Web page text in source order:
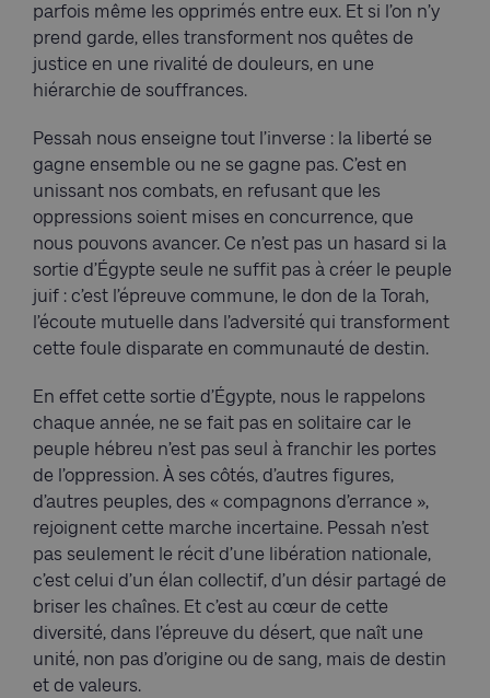
parfois même les opprimés entre eux. Et si l’on n’y
prend garde, elles transforment nos quêtes de
justice en une rivalité de douleurs, en une
hiérarchie de souffrances.
Pessah nous enseigne tout l’inverse : la liberté se
gagne ensemble ou ne se gagne pas. C’est en
unissant nos combats, en refusant que les
oppressions soient mises en concurrence, que
nous pouvons avancer. Ce n’est pas un hasard si la
sortie d’Égypte seule ne suffit pas à créer le peuple
juif : c’est l’épreuve commune, le don de la Torah,
l’écoute mutuelle dans l’adversité qui transforment
cette foule disparate en communauté de destin.
En effet cette sortie d’Égypte, nous le rappelons
chaque année, ne se fait pas en solitaire car le
peuple hébreu n’est pas seul à franchir les portes
de l’oppression. À ses côtés, d’autres figures,
d’autres peuples, des « compagnons d’errance »,
rejoignent cette marche incertaine. Pessah n’est
pas seulement le récit d’une libération nationale,
c’est celui d’un élan collectif, d’un désir partagé de
briser les chaînes. Et c’est au cœur de cette
diversité, dans l’épreuve du désert, que naît une
unité, non pas d’origine ou de sang, mais de destin
et de valeurs.